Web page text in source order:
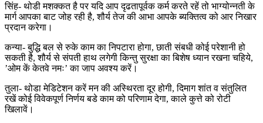
सिंह- थोडी मशक्कत है पर यदि आप दृढतापूर्वक कर्म करते रहें तो भाग्योन्नती के
मार्ग आपका बाट जोह रही है, शौर्य तेज की आभा आपके ब्यक्तित्व को आर निखार
प्रदान करेगा।
कन्या- बुद्धि बल से रुके काम का निपटारा होगा, छाती संबधी कोई परेशानी हो
सकती है, शौर्य से संपती हाथ लगेगी किन्तु सुरक्षा का बिशेष ध्यान रखना चहिये,
’ओम कें केतवे नमः’ का जाप अवश्य करें।
तुला- थोडा मेडिटेशन करें मन की अस्थिरता दूर होगी, दिमाग शांत व संतुलित
रखें कोई विवेकपूर्ण निर्णय बडे काम को परिणाम देगा, काले कुत्ते को रोटी
खिलावें।